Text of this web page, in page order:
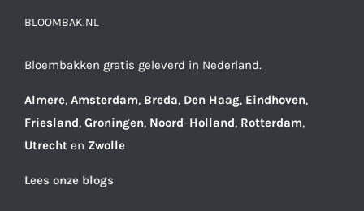
BLOOMBAK.NL
Bloembakken gratis geleverd in Nederland.
Almere, Amsterdam, Breda, Den Haag, Eindhoven,
Friesland, Groningen, Noord–Holland, Rotterdam,
Utrecht en Zwolle
Lees onze blogs